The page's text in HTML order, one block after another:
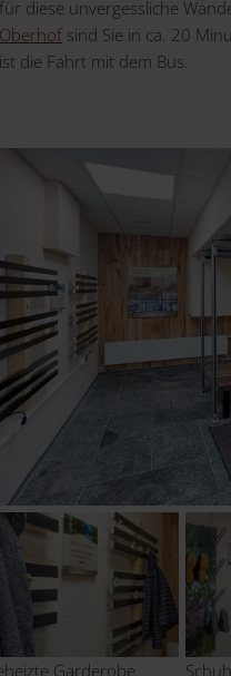
für diese unvergessliche
Oberhof sind Sie in ca. 20
ist die Fahrt mit dem Bus.
Garderobe